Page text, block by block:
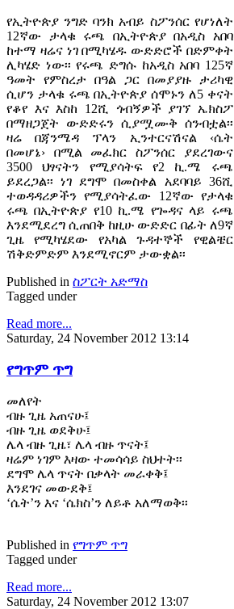
የኢትዮጵያ ንግድ ባንክ አብይ ስፖንሰር የሆነለት
12ኛው ታላቁ ሩጫ በኢትዮጵያ በአዲስ አበባ
ከተማ ዛሬና ነገ በሚካሄዱ ውድድሮች በድምቀት
ሊካሄድ ነው፡፡ የሩጫ ድግሱ ከአዲስ አበባ 125ኛ
ዓመት የምስረታ በዓል ጋር በመያያዙ ታሪካዊ
ሲሆን ታላቁ ሩጫ በኢትዮጵያ ሰሞኑን ለ5 ቀናት
የቆየ እና እስከ 12ሺ ጎብኝዎች ያገኘ ኤክስፖ
በማዘጋጀት ውድድሩን ሲያሟሙቅ ሰንብቷል፡፡
ዛሬ በጃንሜዳ ፕላን ኢንተርናሽናል ‹ሴት
በመሆኔ› በሚል መፈክር ስፖንሰር ያደረገውና
3500 ህፃናትን የሚያሳትፍ የ2 ኪ.ሜ ሩጫ
ይደረጋል፡፡ ነገ ደግሞ በመስቀል አደባባይ 36ሺ
ተወዳዳሪዎችን የሚያሳትፈው 12ኛው የታላቁ
ሩጫ በኢትዮጵያ የ10 ኪ.ሜ የጐዳና ላይ ሩጫ
እንደሚደረግ ሲጠበቅ ከዚሁ ውድድር በፊት ለ9ኛ
ጊዜ የሚካሄደው የአካል ጉዳተኞች የዊልቼር
ሽቅድምድም እንደሚኖርም ታውቋል፡፡
Published in ስፖርት አድማስ
Tagged under
Read more...
Saturday, 24 November 2012 13:14
የግጥም ጥግ
መለየት
ብዙ ጊዜ አጠናሁ፤
ብዙ ጊዜ ወደቅሁ፤
ሌላ ብዙ ጊዜ፣ ሌላ ብዙ ጥናት፤
ዛሬም ነገም እዛው ተመሳሳይ ስህተት፡፡
ደግሞ ሌላ ጥናት በቃላት መራቀቅ፤
እንደገና መውደቅ፤
‘ሴት’ን እና ‘ሴክስ’ን ለይቶ አለማወቅ፡፡
Published in የግጥም ጥግ
Tagged under
Read more...
Saturday, 24 November 2012 13:07